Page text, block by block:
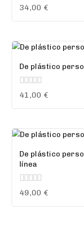
0
of
34,00 €
De plástico
0
of
41,00 €
De plástico
línea
0
of
49,00 €